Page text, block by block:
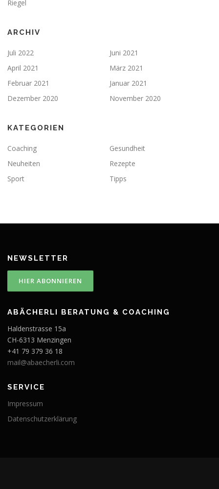
ARCHIV
Juli 2022
Juni 2021
April 2021
März 2021
Februar 2021
Januar 2021
Dezember 2020
November 2020
KATEGORIEN
Coaching
Gesundheit
Neuheiten
Rezepte
Sport
Tipps
NEWSLETTER
ABÄCHERLI BERATUNG & COACHING
Haldenstrasse 15a
CH-6313 Menzingen
+41 79 379 36 18
mail@abaecherli.com
SERVICE
Impressum
Datenschutzerklärung